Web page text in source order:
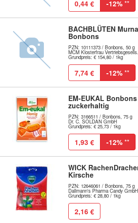
0,44 € -12% **
BACHBLÜTEN
Bonbons
PZN: 10111373 / Bonbons, 50 g
MCM Klosterfrau
Grundpreis: € 154,80 / 1kg
7,74 € -12% **
EM-EUKAL
zuckerhaltig
PZN: 3166511 / Bonbons, 75 g
Dr. C. SOLDAN GmbH
Grundpreis: € 25,73 / 1kg
1,93 € -12% **
WICK
Kirsche
PZN: 12646061 / Bonbons, 75 g
Dallmann's Pharma Candy GmbH
Grundpreis: € 28,80 / 1kg
2,16 €